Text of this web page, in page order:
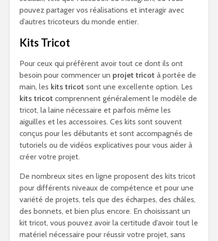
pouvez partager vos réalisations et interagir avec
d’autres tricoteurs du monde entier.
Kits Tricot
Pour ceux qui préfèrent avoir tout ce dont ils ont
besoin pour commencer un projet tricot à portée de
main, les kits tricot sont une excellente option. Les
kits tricot comprennent généralement le modèle de
tricot, la laine nécessaire et parfois même les
aiguilles et les accessoires. Ces kits sont souvent
conçus pour les débutants et sont accompagnés de
tutoriels ou de vidéos explicatives pour vous aider à
créer votre projet.
De nombreux sites en ligne proposent des kits tricot
pour différents niveaux de compétence et pour une
variété de projets, tels que des écharpes, des châles,
des bonnets, et bien plus encore. En choisissant un
kit tricot, vous pouvez avoir la certitude d’avoir tout le
matériel nécessaire pour réussir votre projet, sans